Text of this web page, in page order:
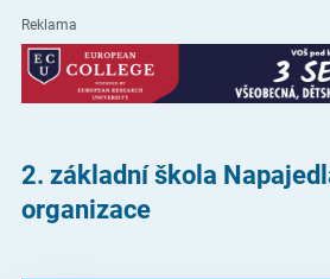
Reklama
2. základní škola
organizace